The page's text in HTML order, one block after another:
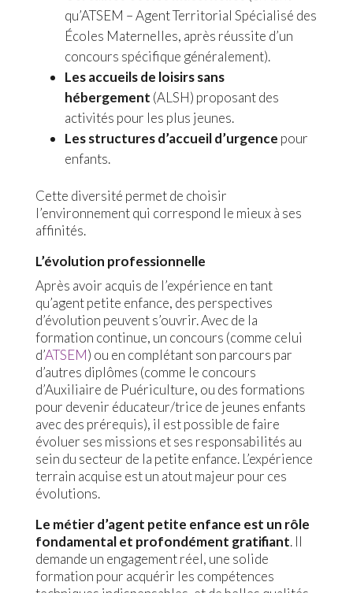
qu’ATSEM – Agent Territorial Spécialisé des
Écoles Maternelles, après réussite d’un
concours spécifique généralement).
Les accueils de loisirs sans
hébergement (ALSH) proposant des
activités pour les plus jeunes.
Les structures d’accueil d’urgence pour
enfants.
Cette diversité permet de choisir
l’environnement qui correspond le mieux à ses
affinités.
L’évolution professionnelle
Après avoir acquis de l’expérience en tant
qu’agent petite enfance, des perspectives
d’évolution peuvent s’ouvrir. Avec de la
formation continue, un concours (comme celui
d’ATSEM) ou en complétant son parcours par
d’autres diplômes (comme le concours
d’Auxiliaire de Puériculture, ou des formations
pour devenir éducateur/trice de jeunes enfants
avec des prérequis), il est possible de faire
évoluer ses missions et ses responsabilités au
sein du secteur de la petite enfance. L’expérience
terrain acquise est un atout majeur pour ces
évolutions.
Le métier d’agent petite enfance est un rôle
fondamental et profondément gratifiant. Il
demande un engagement réel, une solide
formation pour acquérir les compétences